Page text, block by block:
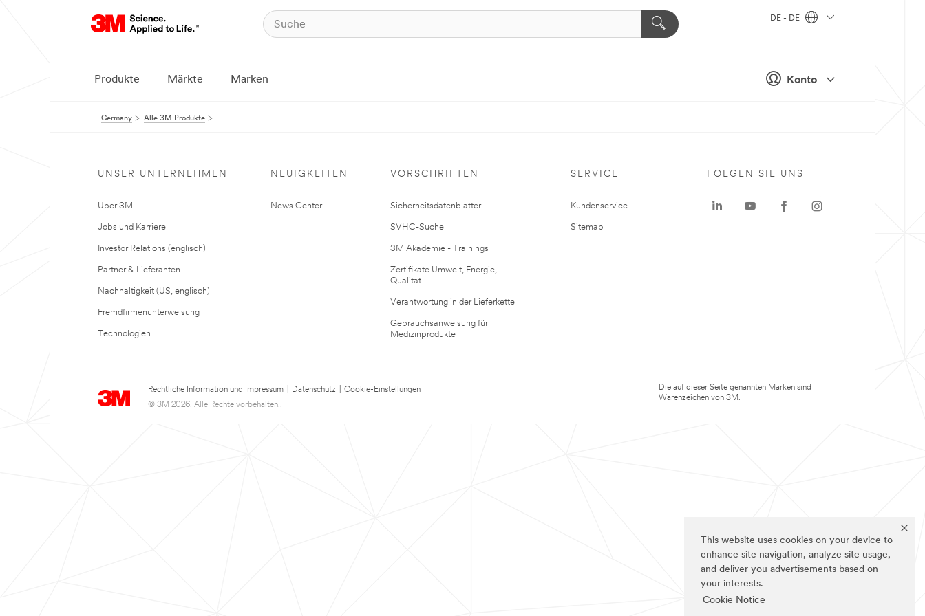
This website uses cookies on your device to
enhance site navigation, analyze site usage,
and deliver you advertisements based on
your interests.
Cookie Notice
Konto
DE - DE
Produkte Märkte Marken
Germany Alle 3M Produkte
UNSER UNTERNEHMEN
Über 3M
Jobs und Karriere
Investor Relations (englisch)
Partner & Lieferanten
Nachhaltigkeit (US, englisch)
Fremdfirmenunterweisung
Technologien
NEUIGKEITEN
News Center
VORSCHRIFTEN
Sicherheitsdatenblätter
SVHC-Suche
3M Akademie - Trainings
Zertifikate Umwelt, Energie,
Qualität
Verantwortung in der Lieferkette
Gebrauchsanweisung für
Medizinprodukte
SERVICE
Kundenservice
Sitemap
Rechtliche Information und Impressum Datenschutz
Cookie-Einstellungen
© 3M 2026. Alle Rechte vorbehalten..
FOLGEN SIE UNS
Die auf dieser Seite genannten Marken sind
Warenzeichen von 3M.